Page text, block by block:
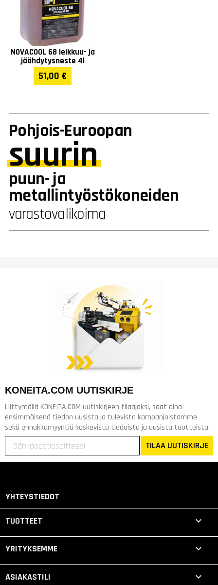
NOVACOOL 68 leikkuu- ja
jäähdytysneste 4l
51,00 €
Pohjois-Euroopan
suurin
puun- ja
metallintyöstökoneiden
varastovalikoima
KONEITA.COM UUTISKIRJE
Liittymällä KONEITA.COM uutiskirjeen tilaajaksi, saat aina
ensimmäisenä tiedon uusista ja tulevista kampanjoistamme
sekä ennakkomyyntiä koskevista tiedoista ja uusista tuotteista.
TILAA UUTISKIRJE
YHTEYSTIEDOT
TUOTTEET 
YRITYKSEMME 
ASIAKASTILI 